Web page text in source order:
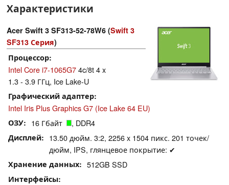
Характеристики
Acer Swift 3 SF313-52-78W6 (Swift 3
SF313 Серия)
Процессор
Intel Core i7-1065G74c/8t 4 x
1.3 - 3.9 ГГц, Ice Lake-U
Графический адаптер
Intel Iris Plus Graphics G7 (Ice Lake 64 EU)
ОЗУ 16 Гбайт , DDR4
Дисплей
13.50 дюйм. 3:2, 2256 x 1504 пикс. 201 точек/
дюйм, IPS, глянцевое покрытие: ✔
Хранение данных 512GB SSD
Интерфейсы